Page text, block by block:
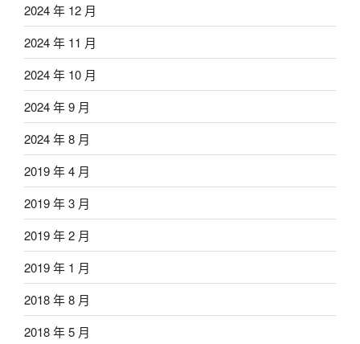
2024 年 12 月
2024 年 11 月
2024 年 10 月
2024 年 9 月
2024 年 8 月
2019 年 4 月
2019 年 3 月
2019 年 2 月
2019 年 1 月
2018 年 8 月
2018 年 5 月